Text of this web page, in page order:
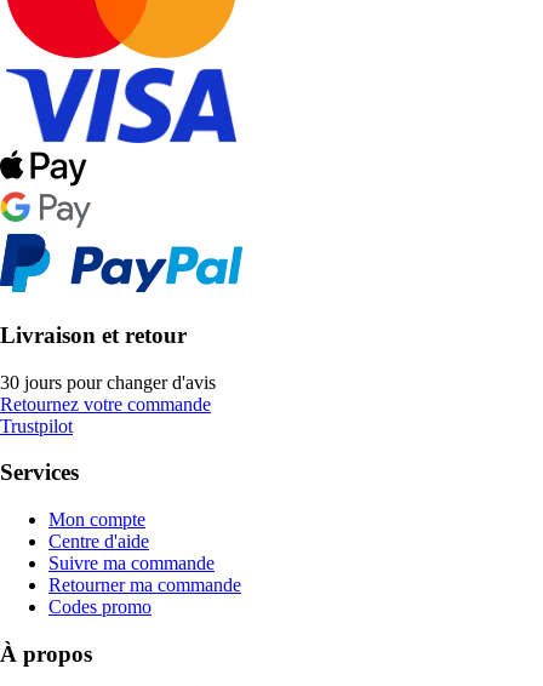
Livraison et retour
30 jours pour changer d'avis
Retournez votre commande
Trustpilot
Services
Mon compte
Centre d'aide
Suivre ma commande
Retourner ma commande
Codes promo
À propos